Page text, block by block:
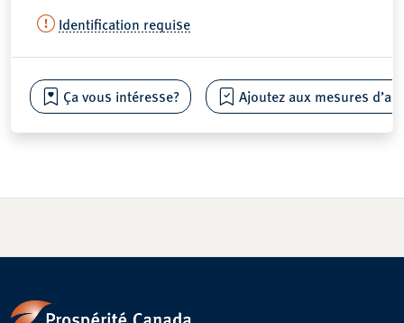
Identification requise
Ça vous intéresse? Ajoutez aux mesures